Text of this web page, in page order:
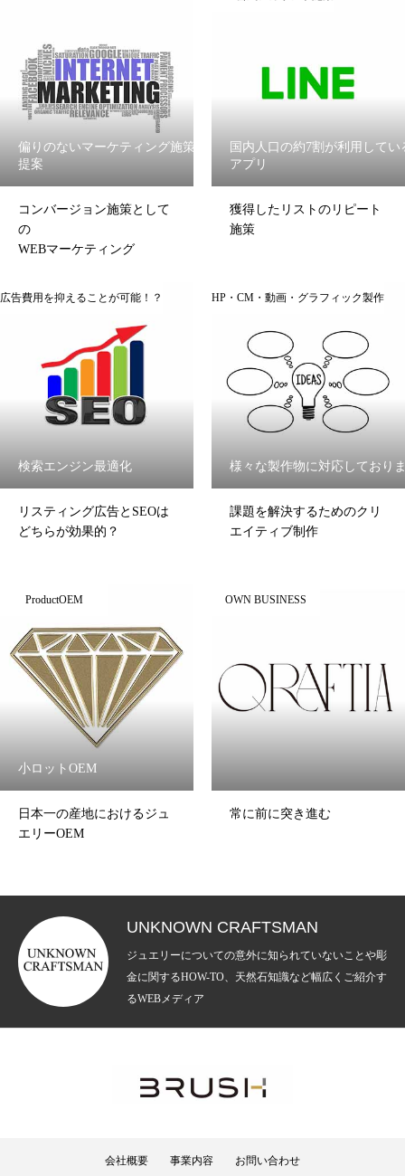
偏りのないマーケティング施策の
提案
コンバージョン施策として
の
WEBマーケティング
国内人口の約7割が利用してい
アプリ
獲得したリストのリピート
施策
広告費用を抑えることが可能！？
検索エンジン最適化
リスティング広告とSEOは
どちらが効果的？
HP・CM・動画・グラフィック製作
様々な製作物に対応しており
課題を解決するためのクリ
エイティブ制作
ProductOEM
小ロットOEM
日本一の産地におけるジュ
エリーOEM
OWN BUSINESS
常に前に突き進む
UNKNOWN CRAFTSMAN
ジュエリーについての意外に知られていないことや彫
金に関するHOW-TO、天然石知識など幅広くご紹介す
るWEBメディア
会社概要 事業内容 お問い合わせ